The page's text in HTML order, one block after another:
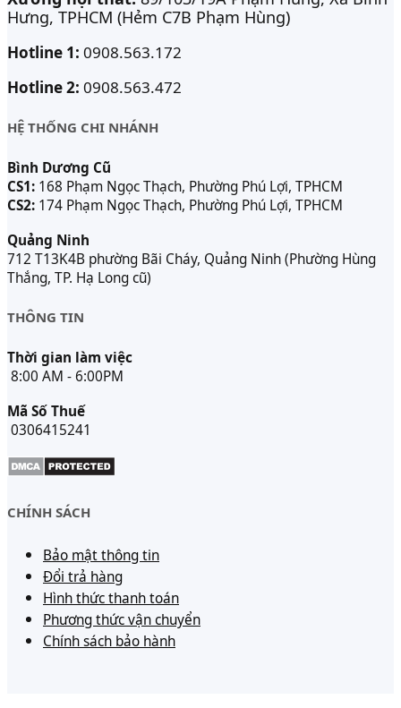
Hưng, TPHCM (Hẻm C7B Phạm Hùng)
Hotline 1: 0908.563.172
Hotline 2: 0908.563.472
HỆ THỐNG CHI NHÁNH
Bình Dương Cũ
CS1: 168 Phạm Ngọc Thạch, Phường Phú Lợi, TPHCM
CS2: 174 Phạm Ngọc Thạch, Phường Phú Lợi, TPHCM
Quảng Ninh
712 T13K4B phường Bãi Cháy, Quảng Ninh (Phường Hùng
Thắng, TP. Hạ Long cũ)
THÔNG TIN
Thời gian làm việc
8:00 AM - 6:00PM
Mã Số Thuế
0306415241
CHÍNH SÁCH
Bảo mật thông tin
Đổi trả hàng
Hình thức thanh toán
Phương thức vận chuyển
Chính sách bảo hành